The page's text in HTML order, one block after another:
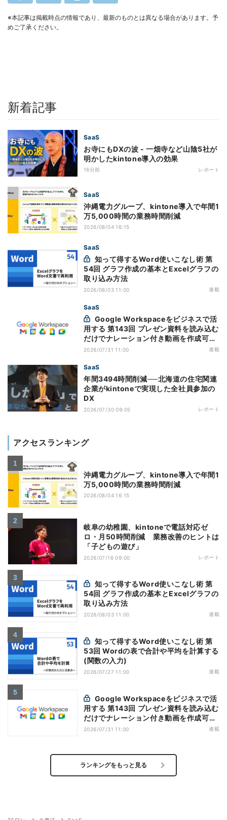
※本記事は掲載時点の情報であり、最新のものとは異なる場合があります。予
めご了承ください。
新着記事
SaaS
お寺にもDXの波 - 一畑寺など山陰5社が
明かしたkintone導入の効果
16分前 レポート
SaaS
沖縄電力グループ、kintone導入で年間1
万5,000時間の業務時間削減
2026/08/04 16:15
SaaS
54回 グラフ作成の基本とExcelグラフの
取り込み方法
2026/08/03 11:00 連載
SaaS
用する 第143回 プレゼン資料を読み込む
だけでナレーション付き動画を作成可能
になった「Google Vids」
2026/07/31 11:00 連載
SaaS
年間3494時間削減──北海道の住宅関連
企業がkintoneで実現した全社員参加の
DX
2026/07/30 09:05 レポート
アクセスランキング
沖縄電力グループ、kintone導入で年間1
万5,000時間の業務時間削減
2026/08/04 16:15
岐阜の幼稚園、kintoneで電話対応ゼ
ロ・月50時間削減 業務改善のヒントは
「子どもの遊び」
2026/07/16 09:00 レポート
54回 グラフ作成の基本とExcelグラフの
取り込み方法
2026/08/03 11:00 連載
53回 Wordの表で合計や平均を計算する
(関数の入力)
2026/07/27 11:00 連載
用する 第143回 プレゼン資料を読み込む
だけでナレーション付き動画を作成可能
になった「Google Vids」
2026/07/31 11:00 連載
ランキングをもっと見る